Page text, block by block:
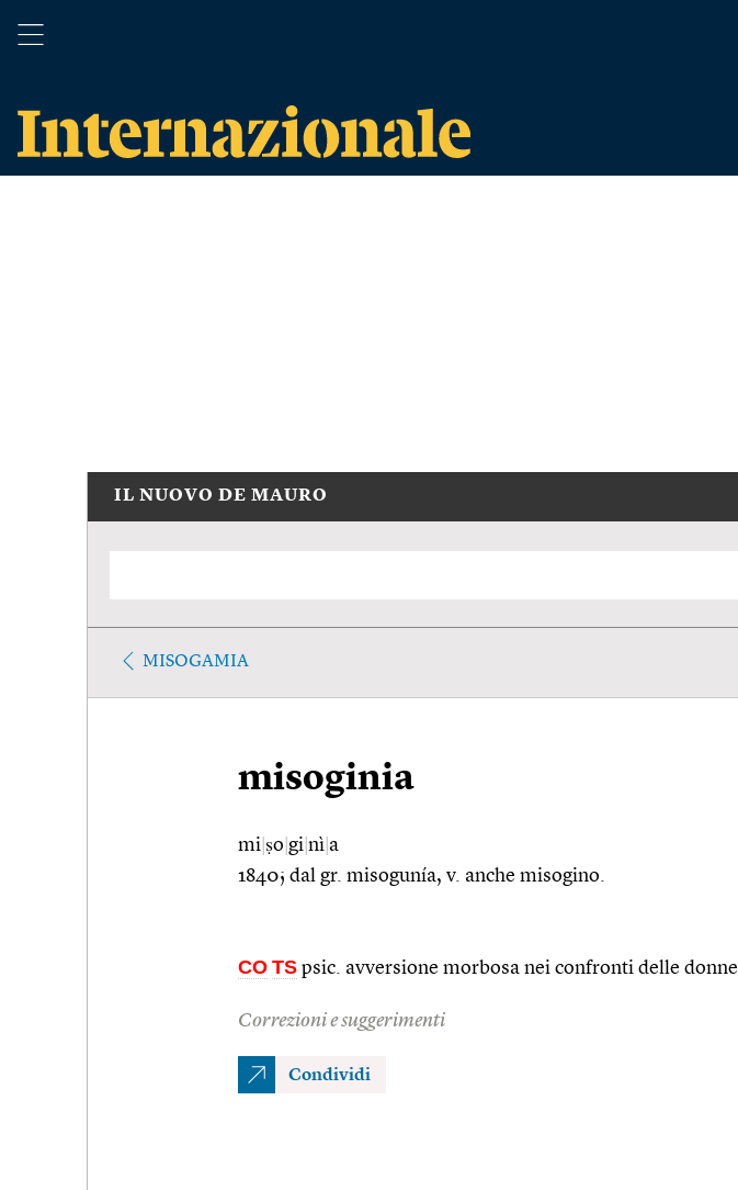
IL NUOVO DE MAURO
MISOGAMIA
misoginia
mi ṣo gi nì a
1840; dal gr. misogunía, v. anche misogino.
CO TS psic. avversione morbosa nei confronti delle donne
Correzioni e suggerimenti
Condividi